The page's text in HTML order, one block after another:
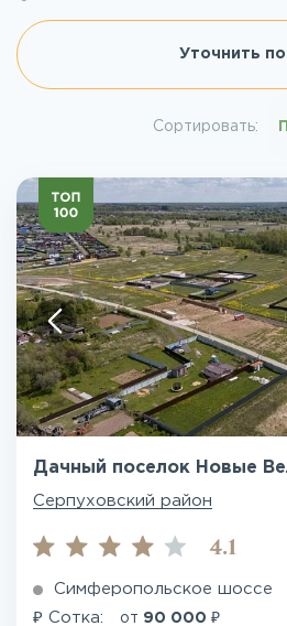
Уточнить
Сортировать:
Дачный поселок Новые
Серпуховский район
4.1
Симферопольское шоссе
₽ Сотка: от 90 000 ₽